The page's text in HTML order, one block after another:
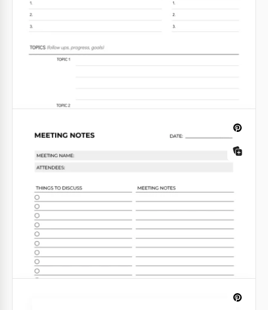
Modèle de note de réunion d'entreprise
Le modèle de note de réunion d'entreprise a de
nombreux avantages. Il est multitâche, polyvalent et
Google Docs
Note de réunion
Rendez vos réunions plus organisées et structurées
avec ce modèle gratuit de notes de réunion dans
Google Sheets et Excel.
Google Sheets